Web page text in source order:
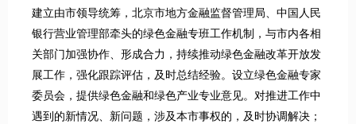
建立由市领导统筹，北京市地方金融监督管理局、中国人民
银行营业管理部牵头的绿色金融专班工作机制，与市内各相
关部门加强协作、形成合力，持续推动绿色金融改革开放发
展工作，强化跟踪评估，及时总结经验。设立绿色金融专家
委员会，提供绿色金融和绿色产业专业意见。对推进工作中
遇到的新情况、新问题，涉及本市事权的，及时协调解决；